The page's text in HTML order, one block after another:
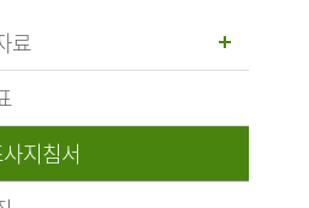
료
지침서